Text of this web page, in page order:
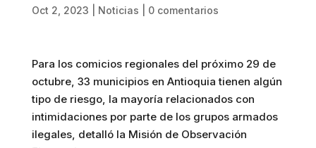
Oct 2, 2023 Noticias 0 comentarios
Para los comicios regionales del próximo 29 de
octubre, 33 municipios en Antioquia tienen algún
tipo de riesgo, la mayoría relacionados con
intimidaciones por parte de los grupos armados
ilegales, detalló la Misión de Observación